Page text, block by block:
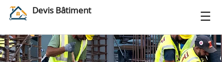
Devis Bâtiment